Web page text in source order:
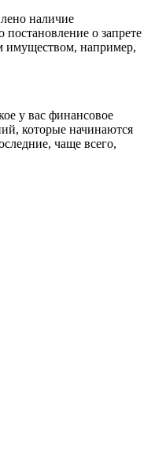
наличие
о запрете
имуществом, например,
у вас финансовое
которые начинаются
чаще всего,